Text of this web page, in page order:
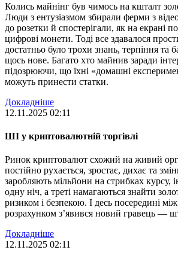
Колись майнінг був чимось на кшталт
Люди з ентузіазмом збирали ферми з
до розетки й спостерігали, як на екрані
цифрові монети. Тоді все здавалося
достатньо було трохи знань, терпіння та
щось нове. Багато хто майнив заради
підозрюючи, що їхні «домашні
можуть принести статки.
Докладніше
12.11.2025 02:11
ШІ у криптовалютній торгівлі
Ринок криптовалют схожий на живий
постійно рухається, зростає, дихає та
заробляють мільйони на стрибках курсу,
одну ніч, а треті намагаються знайти
ризиком і безпекою. І десь посередині
розрахунком з’явився новий гравець —
Докладніше
12.11.2025 02:11